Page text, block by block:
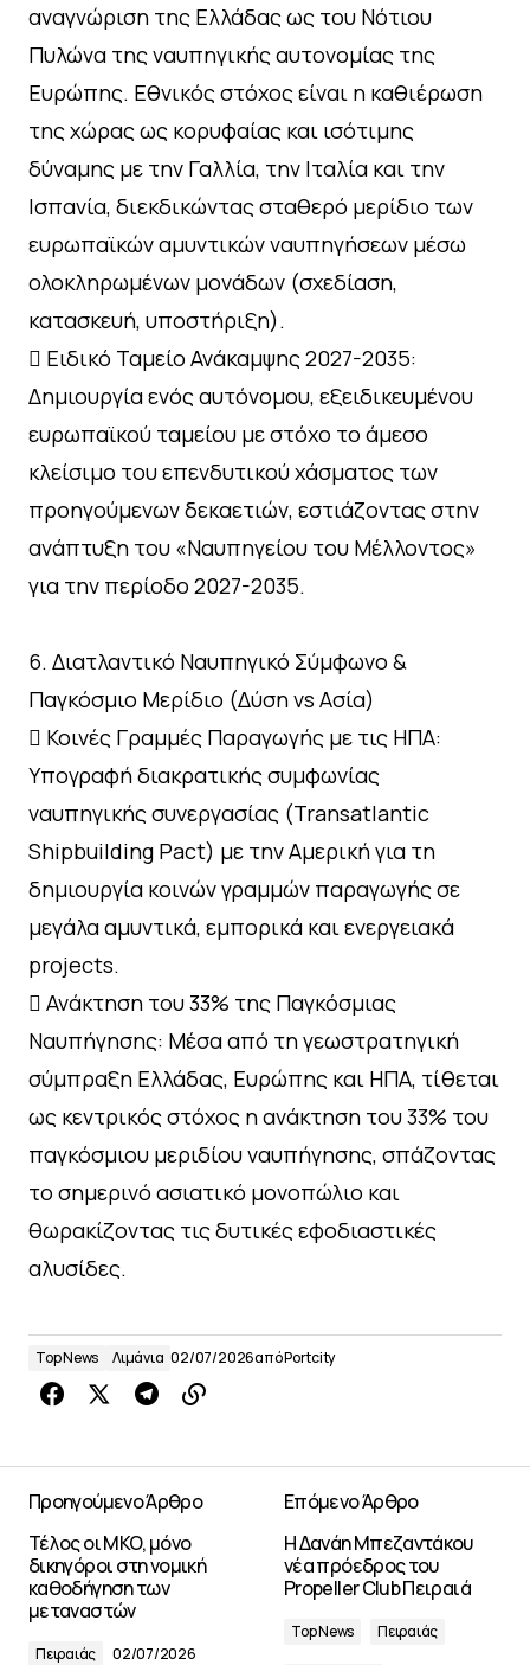
αναγνώριση της Ελλάδας ως του Νότιου
Πυλώνα της ναυπηγικής αυτονομίας της
Ευρώπης. Εθνικός στόχος είναι η καθιέρωση
της χώρας ως κορυφαίας και ισότιμης
δύναμης με την Γαλλία, την Ιταλία και την
Ισπανία, διεκδικώντας σταθερό μερίδιο των
ευρωπαϊκών αμυντικών ναυπηγήσεων μέσω
ολοκληρωμένων μονάδων (σχεδίαση,
κατασκευή, υποστήριξη).
 Ειδικό Ταμείο Ανάκαμψης 2027-2035:
Δημιουργία ενός αυτόνομου, εξειδικευμένου
ευρωπαϊκού ταμείου με στόχο το άμεσο
κλείσιμο του επενδυτικού χάσματος των
προηγούμενων δεκαετιών, εστιάζοντας στην
ανάπτυξη του «Ναυπηγείου του Μέλλοντος»
για την περίοδο 2027-2035.
6. Διατλαντικό Ναυπηγικό Σύμφωνο &
Παγκόσμιο Μερίδιο (Δύση vs Ασία)
 Κοινές Γραμμές Παραγωγής με τις ΗΠΑ:
Υπογραφή διακρατικής συμφωνίας
ναυπηγικής συνεργασίας (Transatlantic
Shipbuilding Pact) με την Αμερική για τη
δημιουργία κοινών γραμμών παραγωγής σε
μεγάλα αμυντικά, εμπορικά και ενεργειακά
projects.
 Ανάκτηση του 33% της Παγκόσμιας
Ναυπήγησης: Μέσα από τη γεωστρατηγική
σύμπραξη Ελλάδας, Ευρώπης και ΗΠΑ, τίθεται
ως κεντρικός στόχος η ανάκτηση του 33% του
παγκόσμιου μεριδίου ναυπήγησης, σπάζοντας
το σημερινό ασιατικό μονοπώλιο και
θωρακίζοντας τις δυτικές εφοδιαστικές
αλυσίδες.
Top News Λιμάνια 02/07/2026απόPortcity
Προηγούμενο Άρθρο
Τέλος οι ΜΚΟ, μόνο
δικηγόροι στη νομική
καθοδήγηση των
μεταναστών
Πειραιάς 02/07/2026
Επόμενο Άρθρο
Η Δανάη Μπεζαντάκου
νέα πρόεδρος του
Propeller Club Πειραιά
Top News Πειραιάς